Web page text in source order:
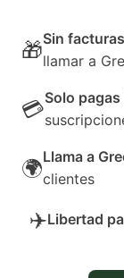
🎁Sin
llamar a
💳Solo
🌍Llama a
clientes
✈️Libertad